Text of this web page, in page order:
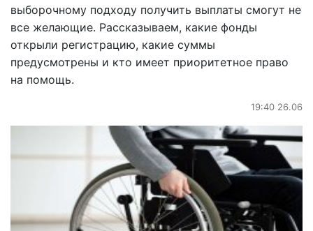
выборочному подходу получить выплаты смогут не
все желающие. Рассказываем, какие фонды
открыли регистрацию, какие суммы
предусмотрены и кто имеет приоритетное право
на помощь.
19:40 26.06